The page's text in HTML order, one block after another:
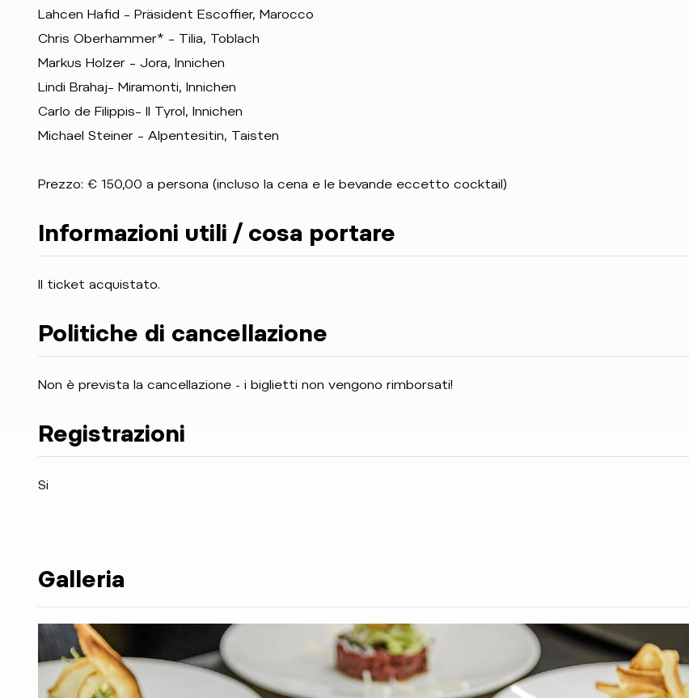
Lahcen Hafid – Präsident Escoffier, Marocco
Chris Oberhammer* – Tilia, Toblach
Markus Holzer – Jora, Innichen
Lindi Brahaj– Miramonti, Innichen
Carlo de Filippis– Il Tyrol, Innichen
Michael Steiner – Alpentesitin, Taisten
Prezzo: € 150,00 a persona (incluso la cena e le bevande eccetto cocktail)
Informazioni utili / cosa portare
Il ticket acquistato.
Politiche di cancellazione
Non è prevista la cancellazione - i biglietti non vengono rimborsati!
Registrazioni
Si
Galleria